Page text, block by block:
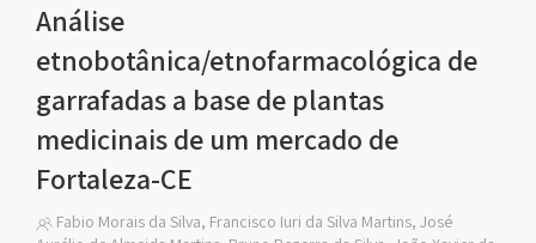
Análise
etnobotânica/etnofarmacológica de
garrafadas a base de plantas
medicinais de um mercado de
Fortaleza-CE
Fabio Morais da Silva, Francisco Iuri da Silva Martins, José